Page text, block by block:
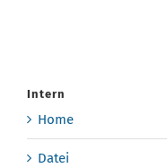
Intern
Home
Datei